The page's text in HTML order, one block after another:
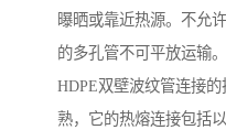
曝晒或靠近热源。不允
的多孔管不可平放运输。
HDPE双壁波纹管连接
熟，它的热熔连接包括